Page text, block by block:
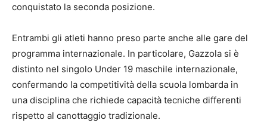
conquistato la seconda posizione.
Entrambi gli atleti hanno preso parte anche alle gare del
programma internazionale. In particolare, Gazzola si è
distinto nel singolo Under 19 maschile internazionale,
confermando la competitività della scuola lombarda in
una disciplina che richiede capacità tecniche differenti
rispetto al canottaggio tradizionale.